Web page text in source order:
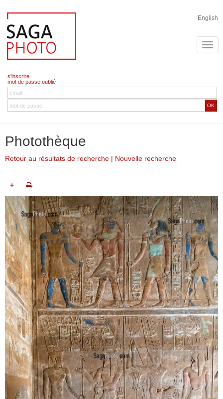
English
s'inscrire
mot de passe oublié
OK
Photothèque
Retour au résultats de recherche | Nouvelle recherche
+